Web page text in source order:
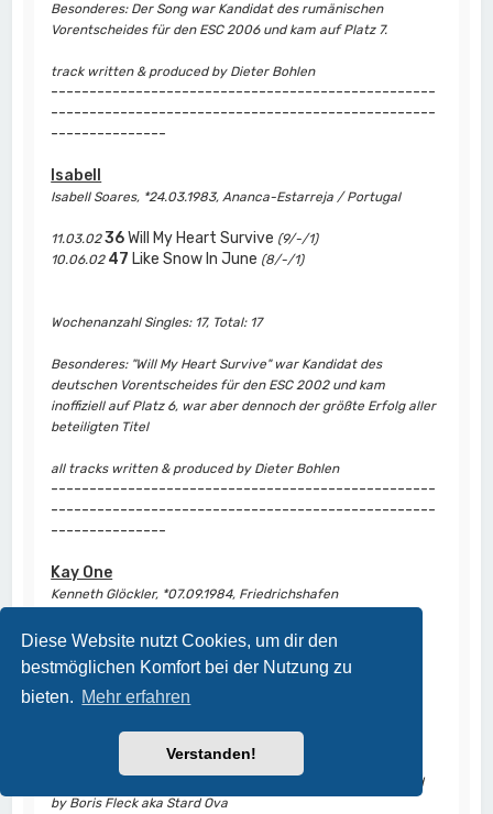
Diese Website nutzt Cookies, um dir den
bestmöglichen Komfort bei der Nutzung zu
bieten. Mehr erfahren
Verstanden!
Besonderes: Der Song war Kandidat des rumänischen
Vorentscheides für den ESC 2006 und kam auf Platz 7.
track written & produced by Dieter Bohlen
--------------------------------------------------
--------------------------------------------------
---------------
Isabell
Isabell Soares, *24.03.1983, Ananca-Estarreja / Portugal
11.03.02 36Will My Heart Survive (9/-/1)
10.06.02 47 Like Snow In June (8/-/1)
Wochenanzahl Singles: 17, Total: 17
Besonderes: "Will My Heart Survive" war Kandidat des
deutschen Vorentscheides für den ESC 2002 und kam
inoffiziell auf Platz 6, war aber dennoch der größte Erfolg aller
beteiligten Titel
all tracks written & produced by Dieter Bohlen
--------------------------------------------------
--------------------------------------------------
---------------
Kay One
Kenneth Glöckler, *07.09.1984, Friedrichshafen
26.05.17 9Louis, Louis(19/3/2) /Gold
Wochenanzahl Single: 19
Besonderes: Coverversion von "Brother Louie"
Track written by Dieter Bohlen, Lyrics by Kay One, produced
by Boris Fleck aka Stard Ova